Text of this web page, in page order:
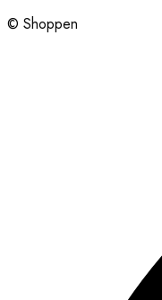
© Shoppen